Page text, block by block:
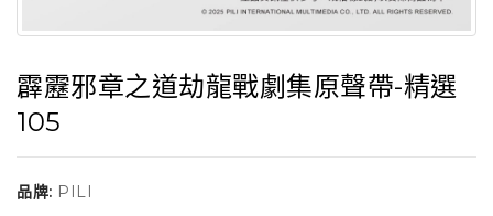
霹靂邪章之道劫龍戰劇集原聲帶-精選
105
品牌: PILI